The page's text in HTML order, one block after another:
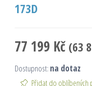
173D
77 199 Kč (63
Dostupnost: na dotaz
Přidat do oblíbených